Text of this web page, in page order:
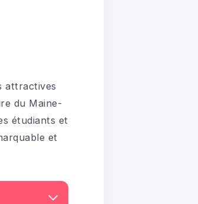
attractives
du Maine-
étudiants et
et